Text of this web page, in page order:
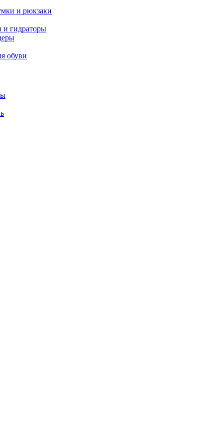
и рюкзаки
и гидраторы
обуви